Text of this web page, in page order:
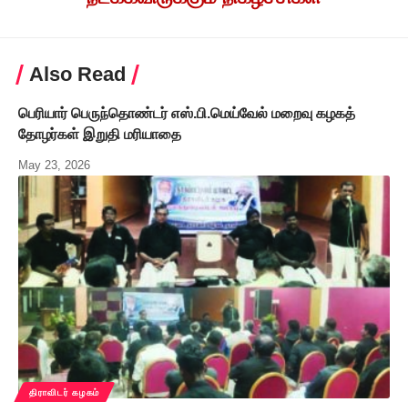
Also Read
பெரியார் பெருந்தொண்டர் எஸ்.பி.மெய்வேல் மறைவு கழகத்
தோழர்கள் இறுதி மரியாதை
May 23, 2026
திராவிடர் கழகம்